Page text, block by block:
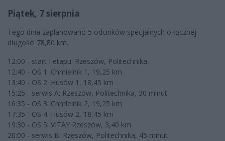
Piątek, 7 sierpnia
Tego dnia zaplanowano 5 odcinków specjalnych o łącznej
długości 78,80 km.
12:00 - start I etapu: Rzeszów, Politechnika
12:40 - OS 1: Chmielnik 1, 19,25 km
13:40 - OS 2: Husów 1, 18,45 km
15:25 - serwis A: Rzeszów, Politechnika, 30 minut
16:35 - OS 3: Chmielnik 2, 19,25 km
17:35 - OS 4: Husów 2, 18,45 km
19:30 - OS 5: VITAY Rzeszów, 3,40 km
20:00 - serwis B: Rzeszów, Politechnika, 45 minut